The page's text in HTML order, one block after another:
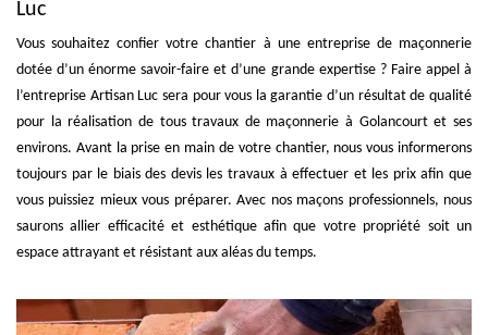
Luc
Vous souhaitez confier votre chantier à une entreprise de maçonnerie
dotée d’un énorme savoir-faire et d’une grande expertise ? Faire appel à
l’entreprise Artisan Luc sera pour vous la garantie d’un résultat de qualité
pour la réalisation de tous travaux de maçonnerie à Golancourt et ses
environs. Avant la prise en main de votre chantier, nous vous informerons
toujours par le biais des devis les travaux à effectuer et les prix afin que
vous puissiez mieux vous préparer. Avec nos maçons professionnels, nous
saurons allier efficacité et esthétique afin que votre propriété soit un
espace attrayant et résistant aux aléas du temps.